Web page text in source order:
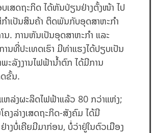
ເສດຖະກິດ ໄດ້ຫັນປ່ຽນຢ່າງຕັ້ງໜ້າ ໄປ
າເປັນສິນຄ້າ ຕິດພັນກັບອຸດສາຫະກໍາ
ນ. ການຫັນເປັນອຸດສາຫະກໍາ ແລະ
ນທີ່ປະເທດເຮົາ ມີທ່າແຮງໄດ້ປຽບເປັນ
ລັງງານໄຟຟ້ານໍ້າຕົກ ໄດ້ມີການ
ດຂັ້ນ.
ລ່ງຜະລິດໄຟຟ້າແລ້ວ 80 ກວ່າແຫ່ງ;
ງລ່າງເສດຖະກິດ-ສັງຄົມ ໄດ້ມີ
ງບໍ່ເຄີຍມີມາກ່ອນ, ບໍ່ວ່າຢູ່ໃນຕົວເມືອງ